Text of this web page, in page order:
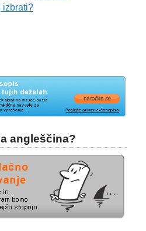
izbrati?
angleščina?